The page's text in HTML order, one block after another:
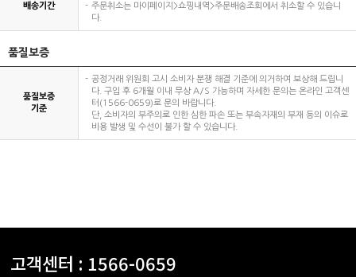
배송기간
주문취소는 마이페이지>쇼핑내역>주문배송조회에서 취소할 수 있습니
다.
품질보증
품질보증
기준
공정거래 위원회 고시 소비자 분쟁 해결 기준에 의거하여 보상해 드립니
다. 구입 후 6개월 이내 무상 A/S 가능하며 자세한 문의는 온라인 고객센
터(1566-0659)로 문의 바랍니다.
단, 소비자의 부주의로 인한 심한 파손 또는 부속자재의 부재 등의 이슈로
비용 발생 및 수선이 불가 할 수 있습니다.
고객센터 : 1566-0659